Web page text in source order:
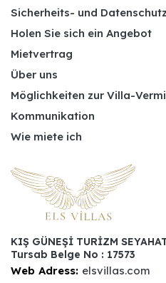
Sicherheits- und
Holen Sie sich ein Angebot
Mietvertrag
Über uns
Möglichkeiten zur Villa-
Kommunikation
Wie miete ich
KIŞ GÜNEŞİ TURİZM
Tursab Belge No : 17573
Web Adress: elsvillas.com